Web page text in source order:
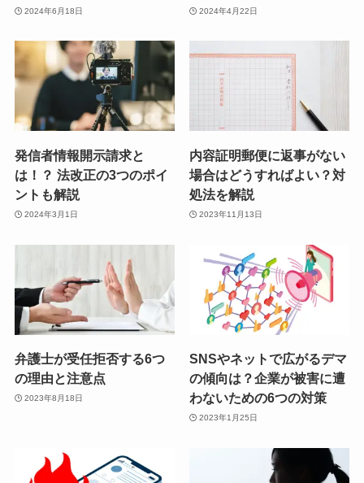
2024年6月18日 2024年4月22日
発信者情報開示請求と
は！？ 法改正の3つのポイ
ントも解説
2024年3月1日
内容証明郵便に返事がない
場合はどうすればよい？対
処法を解説
2023年11月13日
弁護士が受任拒否する6つ
の理由と注意点
2023年8月18日
SNSやネットで広がるデマ
の傾向は？企業が被害に遭
わないための6つの対策
2023年1月25日